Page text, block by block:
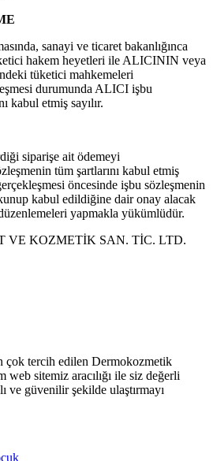
sanayi ve ticaret bakanlığınca
hakem heyetleri ile ALICININ veya
tüketici mahkemeleri
durumunda ALICI işbu
kabul etmiş sayılır.
siparişe ait ödemeyi
tüm şartlarını kabul etmiş
öncesinde işbu sözleşmenin
kabul edildiğine dair onay alacak
yapmakla yükümlüdür.
VE KOZMETİK SAN. TİC. LTD.
çok tercih edilen Dermokozmetik
sitemiz aracılığı ile siz değerli
ve güvenilir şekilde ulaştırmayı